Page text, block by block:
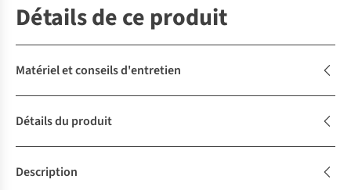
Détails de ce produit
Matériel et conseils d'entretien
Détails du produit
Description